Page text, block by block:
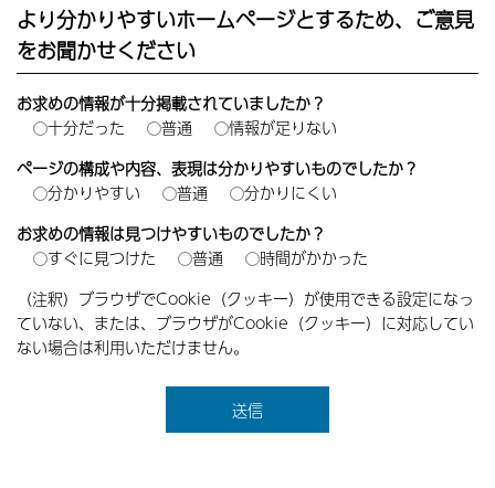
より分かりやすいホームページとするため、ご意見
をお聞かせください
お求めの情報が十分掲載されていましたか？
十分だった
普通
情報が足りない
ページの構成や内容、表現は分かりやすいものでしたか？
分かりやすい
普通
分かりにくい
お求めの情報は見つけやすいものでしたか？
すぐに見つけた
普通
時間がかかった
（注釈）ブラウザでCookie（クッキー）が使用できる設定になっ
ていない、または、ブラウザがCookie（クッキー）に対応してい
ない場合は利用いただけません。